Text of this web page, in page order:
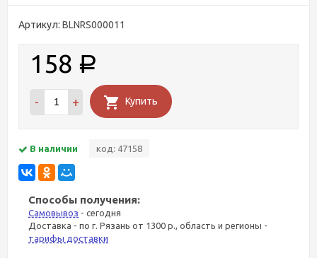
Артикул: BLNRS000011
158 Р
- + Купить
В наличии код: 47158
Способы получения:
Самовывоз - сегодня
Доставка - по г. Рязань от 1300 р., область и регионы -
тарифы доставки